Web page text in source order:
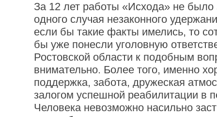
За 12 лет работы «Исхода» не было
одного случая незаконного
если бы такие факты имелись, то
бы уже понесли уголовную
Ростовской области к подобным
внимательно. Более того, именно
поддержка, забота, дружеская
залогом успешной реабилитации в
Человека невозможно насильно